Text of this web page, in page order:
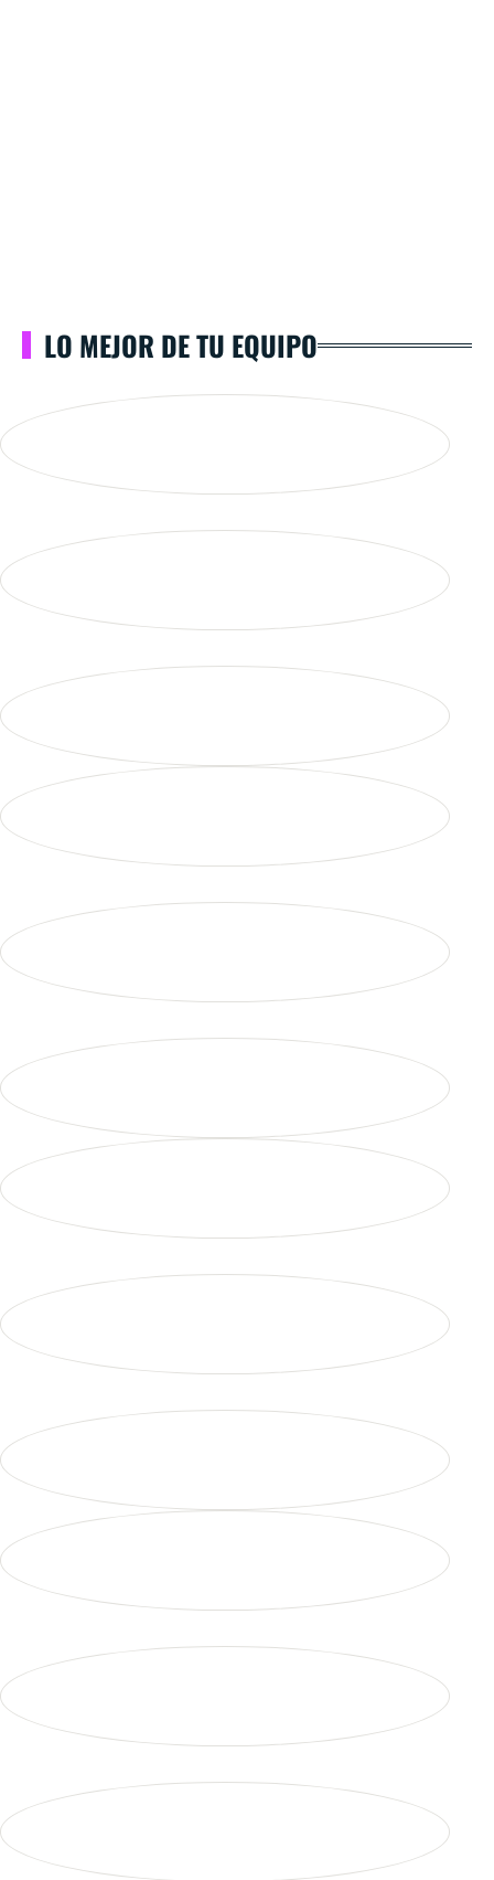
LO MEJOR DE TU EQUIPO